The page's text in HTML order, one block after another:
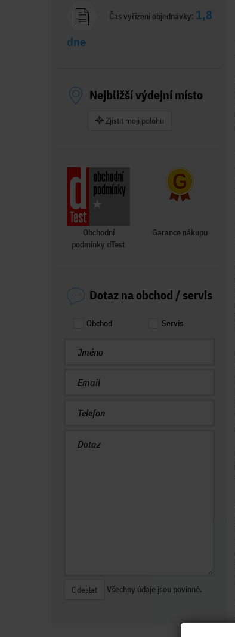
Čas vyřízení objednávky: 1,8
dne
Nejbližší výdejní místo
Zjistit moji polohu
Obchodní
podmínky dTest
Garance nákupu
Dotaz na obchod / servis
Obchod Servis
Odeslat Všechny údaje jsou povinné.